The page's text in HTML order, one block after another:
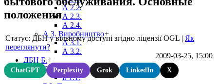
А 2.2.
А 2.3.
А 2.4.
А 3. Виробництво+
А 3.1.
А 3.2.
ДБН Б.+
Б 1. Містобудування+
Б 1.1.
положения
Статус: ДБН у вільному доступі згідно ліцензії OGL | Як
переглянути?
2009-03-25, 15:00
ChatGPT Perplexity Grok LinkedIn X